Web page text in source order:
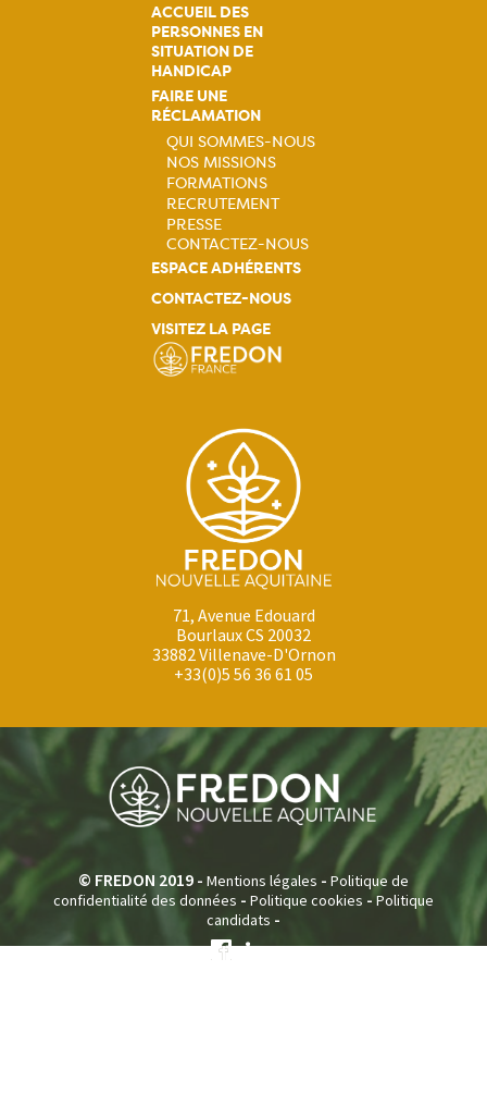
ACCUEIL DES
PERSONNES EN
SITUATION DE
HANDICAP
FAIRE UNE
RÉCLAMATION
Navigation
principale
QUI SOMMES-NOUS
NOS MISSIONS
FORMATIONS
RECRUTEMENT
PRESSE
CONTACTEZ-NOUS
ESPACE ADHÉRENTS
CONTACTEZ-NOUS
VISITEZ LA PAGE
71, Avenue Edouard
Bourlaux CS 20032
33882 Villenave-D'Ornon
+33(0)5 56 36 61 05
© FREDON 2019 - Mentions légales - Politique de
confidentialité des données - Politique cookies -Politique
candidats -